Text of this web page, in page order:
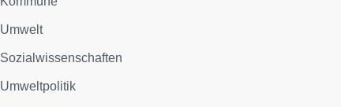
Umwelt
Sozialwissenschaften
Umweltpolitik